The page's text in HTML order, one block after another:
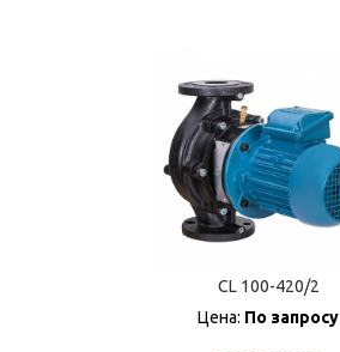
CL 100-420/2
Цена: По запросу